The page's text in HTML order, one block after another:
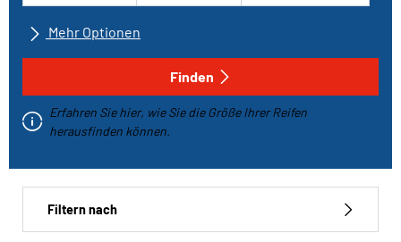
Mehr Optionen
Alle Marken
Fahrzeugtyp
Run-flat
Finden
Erfahren Sie hier, wie Sie die Größe Ihrer Reifen
herausfinden können.
Filtern nach